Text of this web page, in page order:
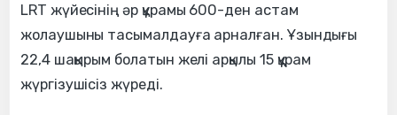
LRT жүйесінің әр құрамы 600-ден астам
жолаушыны тасымалдауға арналған. Ұзындығы
22,4 шақырым болатын желі арқылы 15 құрам
жүргізушісіз жүреді.